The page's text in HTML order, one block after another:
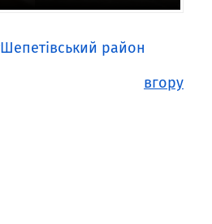
Шепетівський район
вгору